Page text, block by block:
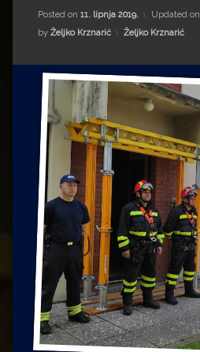
Drugi autori
Drugi autori
Matea Andrić
Ljiljana Lekanić-Kljaić
Željko Krznarić
Mario Lovreković
Miroslav Šantek
Posted on 11. lipnja 2019. Updated on
by Željko Krznarić Kategorije:
Željko Krznarić